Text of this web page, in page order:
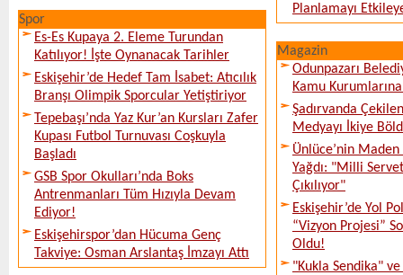
Spor
Es-Es Kupaya 2. Eleme Turundan
Katılıyor! İşte Oynanacak Tarihler
Eskişehir’de Hedef Tam İsabet: Atıcılık
Branşı Olimpik Sporcular Yetiştiriyor
Tepebaşı’nda Yaz Kur’an Kursları Zafer
Kupası Futbol Turnuvası Coşkuyla
Başladı
GSB Spor Okulları’nda Boks
Antrenmanları Tüm Hızıyla Devam
Ediyor!
Eskişehirspor’dan Hücuma Genç
Takviye: Osman Arslantaş İmzayı Attı
Planlamayı
Magazin
Odunpazarı
Kamu Kurumlarına
Şadırvanda
Medyayı İkiye
Ünlüce’nin Maden
Yağdı: "Milli
Çıkılıyor"
Eskişehir’de Yol
“Vizyon Projesi”
Oldu!
"Kukla Sendika"